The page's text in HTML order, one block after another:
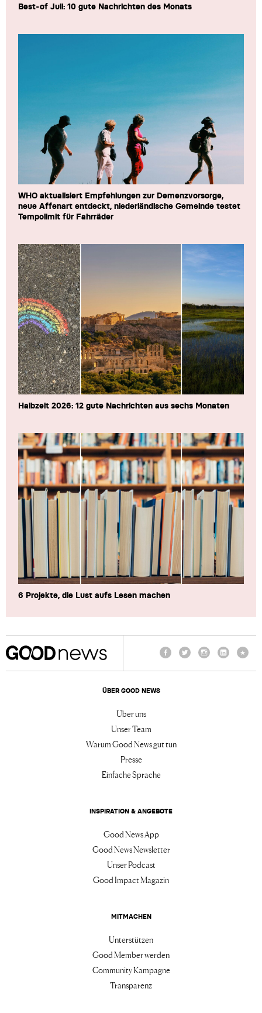
Best-of Juli: 10 gute Nachrichten des Monats
WHO aktualisiert Empfehlungen zur Demenzvorsorge,
neue Affenart entdeckt, niederländische Gemeinde testet
Tempolimit für Fahrräder
Halbzeit 2026: 12 gute Nachrichten aus sechs Monaten
6 Projekte, die Lust aufs Lesen machen
ÜBER GOOD NEWS
Über uns
Unser Team
Warum Good News gut tun
Presse
Einfache Sprache
INSPIRATION & ANGEBOTE
Good News App
Good News Newsletter
Unser Podcast
Good Impact Magazin
MITMACHEN
Unterstützen
Good Member werden
Community Kampagne
Transparenz